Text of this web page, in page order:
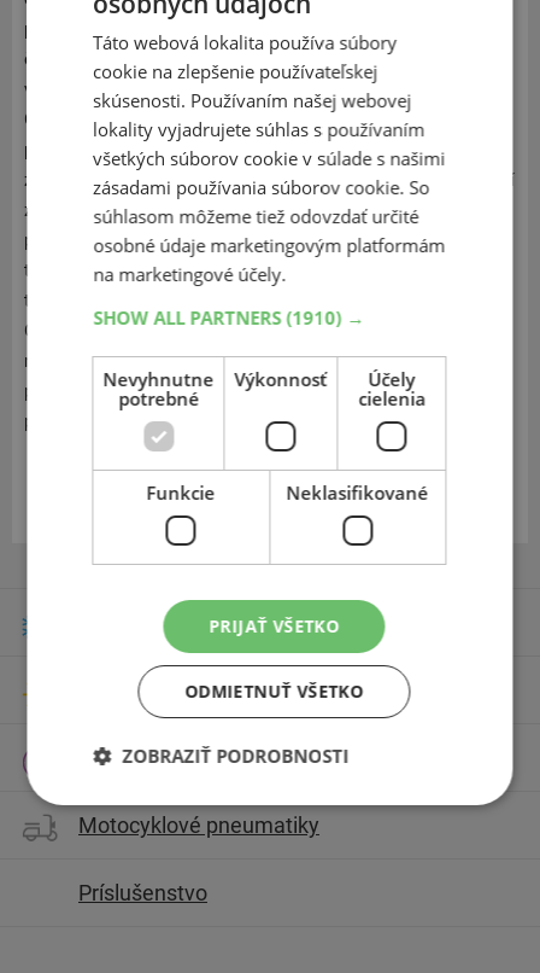
posledných 5 rokov testované nezávislými európskymi
časopisy so zameraním na pneumatiky, a tie dosiahli skvelé
výsledky. To preto, že technickí pracovníci spoločnosti
Goodyear testujú každý nový dizajn pneumatiky s
prihliadnutím na 50 výkonnostným kritériám. Tak
zabezpečujeme, že každá pneumatika Goodyear umožní lepší
zážitok z jazdy. Pneumatiky Goodyear, vyrobené pre dobrý
pocit. Spoločnosť Goodyear často odvoláva na nezávislé
testovacie orgány, časopisy a autokluby. Tie nezávisle
testujú priemerne 15 hlavných výkonnostných kritérií.
Obvykle ide o: Ovládateľnosť a brzdenie na suchom a
mokrom povrchu Priľnavosť v zákrutách Odolnosť Spotrebu
paliva Hluk v kabíne Aquaplaning. Goodyear je platinovým
partnerom FC Bayern Mníchov.
Zobraziť v eshope
Zimné pneumatiky
Letné pneumatiky
Celoročné pneumatiky
Motocyklové pneumatiky
Príslušenstvo
Táto webová lokalita používa súbory
cookie na zlepšenie používateľskej
skúsenosti. Používaním našej webovej
lokality vyjadrujete súhlas s používaním
všetkých súborov cookie v súlade s našimi
zásadami používania súborov cookie. So
súhlasom môžeme tiež odovzdať určité
osobné údaje marketingovým platformám
na marketingové účely.
SHOW ALL PARTNERS(1910) →
Nevyhnutne
potrebné
Výkonnosť
Účely
cielenia
Funkcie Neklasifikované
PRIJAŤ VŠETKO
ODMIETNUŤ VŠETKO
ZOBRAZIŤ PODROBNOSTI